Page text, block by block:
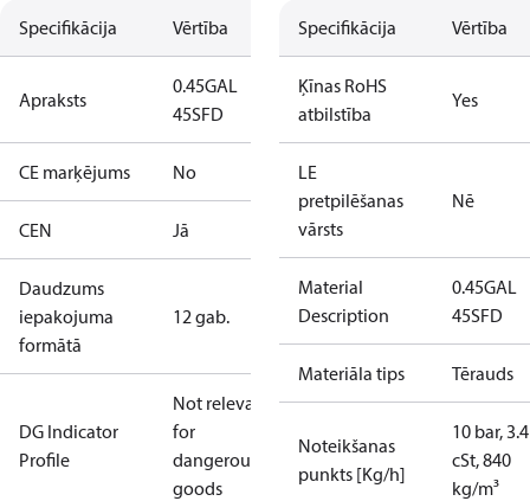
Specifikācija Vērtība
Apraksts
0.45GAL
45SFD
CE marķējums No
CEN Jā
Daudzums
iepakojuma
formātā
12 gab.
DG Indicator
Profile
Not relevant
for
dangerous
goods
Specifikācija Vērtība
Ķīnas RoHS
atbilstība
Yes
LE
pretpilēšanas
vārsts
Nē
Material
Description
0.45GAL
45SFD
Materiāla tips Tērauds
Noteikšanas
punkts [Kg/h]
10 bar, 3.4
cSt, 840
kg/m³